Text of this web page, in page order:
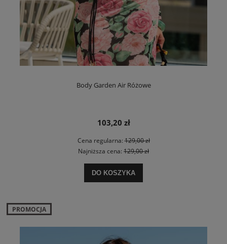
Body Garden Air Różowe
103,20 zł
Cena regularna:129,00 zł
Najniższa cena: 129,00 zł
DO KOSZYKA
PROMOCJA